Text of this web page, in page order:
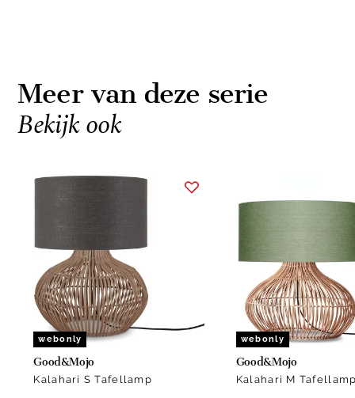
Meer van deze serie
Bekijk ook
webonly
Good&Mojo
Kalahari S Tafellamp
webonly
Good&Mojo
Kalahari M